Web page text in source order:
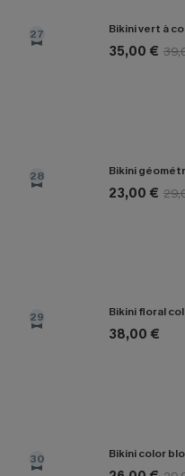
27 Bikini vert à
35,00 €
28
23,00 €
29 Bikini floral col
38,00 €
30 Bikini color